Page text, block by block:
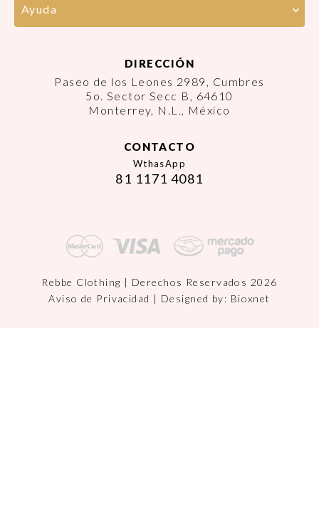
Ayuda
DIRECCIÓN
Paseo de los Leones 2989, Cumbres
5o. Sector Secc B, 64610
Monterrey, N.L., México
CONTACTO
WthasApp
81 1171 4081
Rebbe Clothing | Derechos Reservados 2026
Aviso de Privacidad | Designed by: Bioxnet